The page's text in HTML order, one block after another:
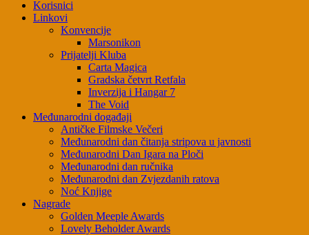
Korisnici
Linkovi
Konvencije
Marsonikon
Prijatelji Kluba
Carta Magica
Gradska četvrt Retfala
Inverzija i Hangar 7
The Void
Međunarodni događaji
Antičke Filmske Večeri
Međunarodni dan čitanja stripova u javnosti
Međunarodni Dan Igara na Ploči
Međunarodni dan ručnika
Međunarodni dan Zvjezdanih ratova
Noć Knjige
Nagrade
Golden Meeple Awards
Lovely Beholder Awards